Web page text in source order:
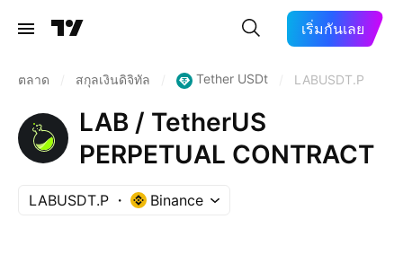
เริ่มกันเลย
ตลาด สกุลเงินดิจิทัล Tether USDt LABUSDT.P
LAB / TetherUS
PERPETUAL CONTRACT
LABUSDT.P Binance